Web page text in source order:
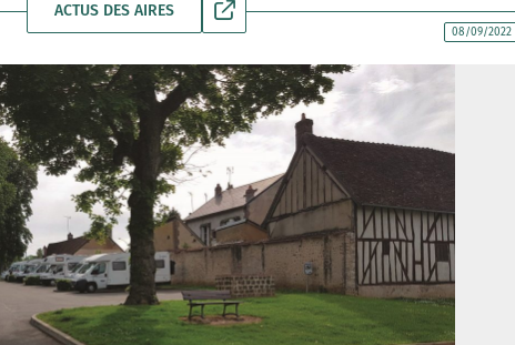
ACTUS DES AIRES
08/09/2022